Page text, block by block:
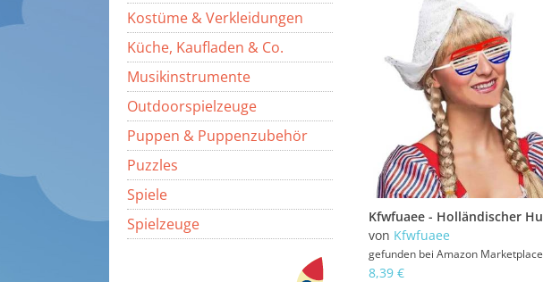
Kostüme & Verkleidungen
Küche, Kaufladen & Co.
Musikinstrumente
Outdoorspielzeuge
Puppen & Puppenzubehör
Puzzles
Spiele
Spielzeuge
von Kfwfuaee
gefunden bei Amazon Marketplace
8,39 €